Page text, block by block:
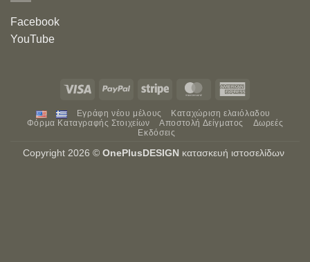
Facebook
YouTube
Visa PayPal Stripe MasterCard
Εγράφη νέου μέλους
Καταχώριση ελαιόλαδου
Φόρμα Καταγραφής Στοιχείων
Αποστολή Δείγματος
Δωρεές
Εκδόσεις
Copyright 2026 © OnePlusDESIGN κατασκευή ιστοσελίδων